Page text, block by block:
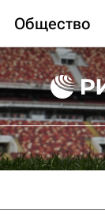
Общество